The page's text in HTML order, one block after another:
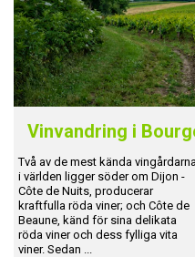
Vinvandring i
Två av de mest kända vingårdarna
i världen ligger söder om Dijon -
Côte de Nuits, producerar
kraftfulla röda viner; och Côte de
Beaune, känd för sina delikata
röda viner och dess fylliga vita
viner. Sedan ...